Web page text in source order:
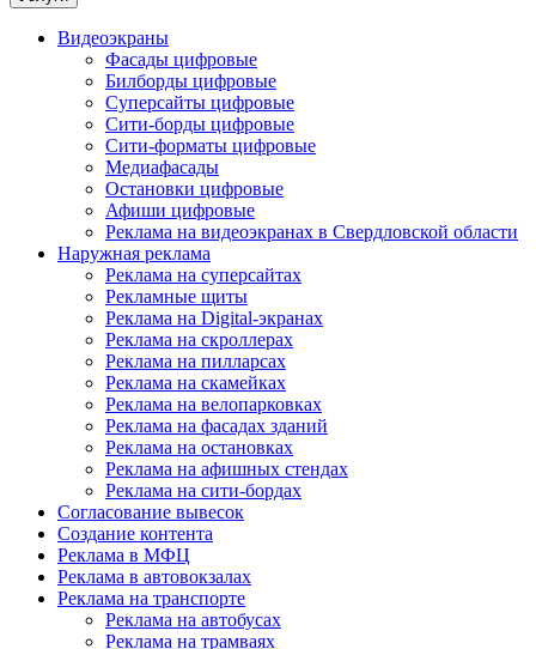
Видеоэкраны
Фасады цифровые
Билборды цифровые
Суперсайты цифровые
Сити-борды цифровые
Сити-форматы цифровые
Медиафасады
Остановки цифровые
Афиши цифровые
Реклама на видеоэкранах в Свердловской области
Наружная реклама
Реклама на суперсайтах
Рекламные щиты
Реклама на Digital-экранах
Реклама на скроллерах
Реклама на пилларсах
Реклама на скамейках
Реклама на велопарковках
Реклама на фасадах зданий
Реклама на остановках
Реклама на афишных стендах
Реклама на сити-бордах
Согласование вывесок
Создание контента
Реклама в МФЦ
Реклама в автовокзалах
Реклама на транспорте
Реклама на автобусах
Реклама на трамваях